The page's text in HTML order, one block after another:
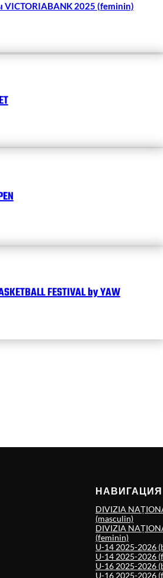
2025 (feminin)
FESTIVAL by YAW
НАВИГАЦИЯ
DIVIZIA
(masculin)
DIVIZIA
(feminin)
U-14 2025-2026
U-14 2025-2026
U-16 2025-2026
U-16 2025-2026